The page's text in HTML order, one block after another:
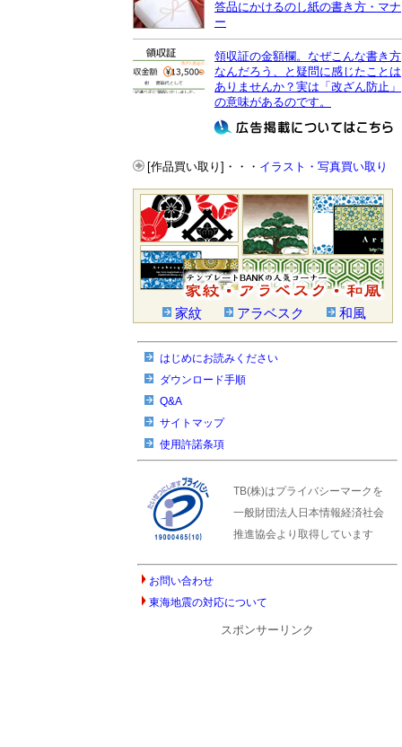
答品にかけるのし紙の書き方・マナ
ー
領収証の金額欄。なぜこんな書き方
なんだろう、と疑問に感じたことは
ありませんか？実は「改ざん防止」
の意味があるのです。
[作品買い取り]・・・ イラスト・写真買い取り
家紋 アラベスク 和風
はじめにお読みください
ダウンロード手順
Q&A
サイトマップ
使用許諾条項
TB(株)はプライバシーマークを
一般財団法人日本情報経済社会
推進協会より取得しています
お問い合わせ
東海地震の対応について
スポンサーリンク